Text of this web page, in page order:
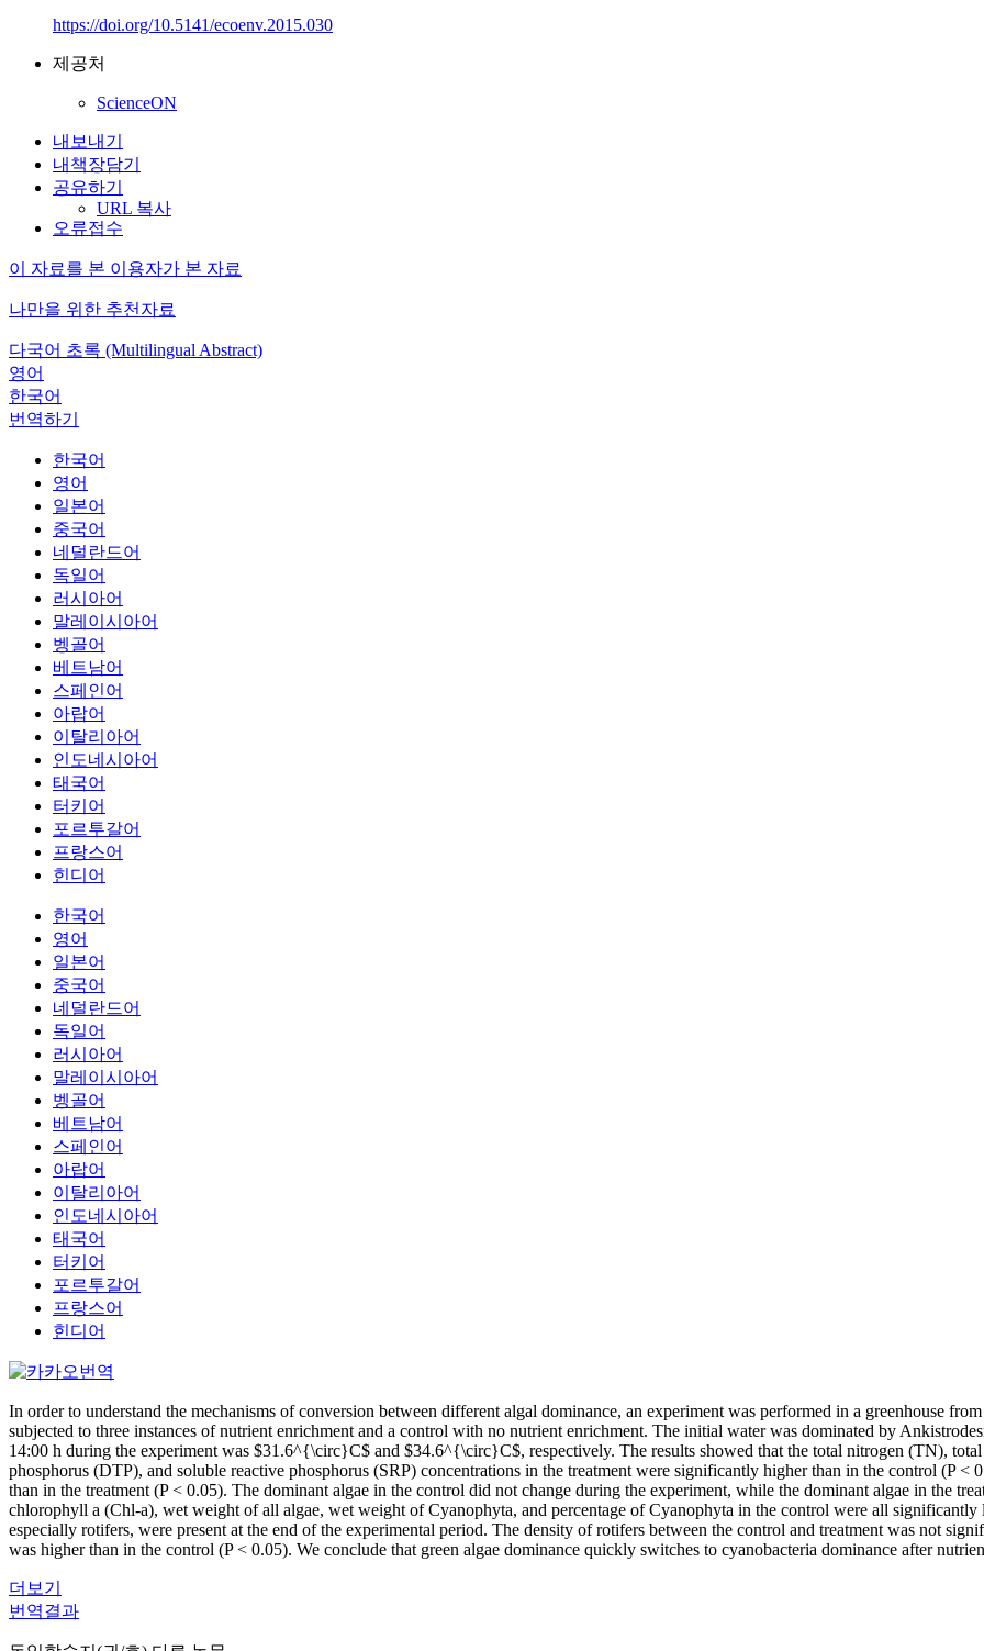
https://doi.org/10.5141/ecoenv.2015.030
제공처
ScienceON
내보내기
내책장담기
공유하기
URL 복사
오류접수
이 자료를 본 이용자가 본 자료
나만을 위한 추천자료
다국어 초록 (Multilingual Abstract)
영어
한국어
번역하기
한국어
영어
일본어
중국어
네덜란드어
독일어
러시아어
말레이시아어
벵골어
베트남어
스페인어
아랍어
이탈리아어
인도네시아어
태국어
터키어
포르투갈어
프랑스어
힌디어
한국어
영어
일본어
중국어
네덜란드어
독일어
러시아어
말레이시아어
벵골어
베트남어
스페인어
아랍어
이탈리아어
인도네시아어
태국어
터키어
포르투갈어
프랑스어
힌디어
In order to understand the mechanisms of conversion between different algal dominance, an experiment was performed in a greenhouse
subjected to three instances of nutrient enrichment and a control with no nutrient enrichment. The initial water was dominated by
14:00 h during the experiment was $31.6^{\circ}C$ and $34.6^{\circ}C$, respectively. The results showed that the total nitrogen (TN),
phosphorus (DTP), and soluble reactive phosphorus (SRP) concentrations in the treatment were significantly higher than in the control (P
than in the treatment (P < 0.05). The dominant algae in the control did not change during the experiment, while the dominant algae in the
chlorophyll a (Chl-a), wet weight of all algae, wet weight of Cyanophyta, and percentage of Cyanophyta in the control were all
especially rotifers, were present at the end of the experimental period. The density of rotifers between the control and treatment was not
was higher than in the control (P < 0.05). We conclude that green algae dominance quickly switches to cyanobacteria dominance after
더보기
번역결과